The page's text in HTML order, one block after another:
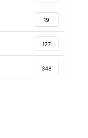
19
127
348